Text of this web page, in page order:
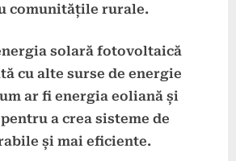
comunitățile rurale.
solară fotovoltaică
cu alte surse de energie
ar fi energia eoliană și
a crea sisteme de
și mai eficiente.